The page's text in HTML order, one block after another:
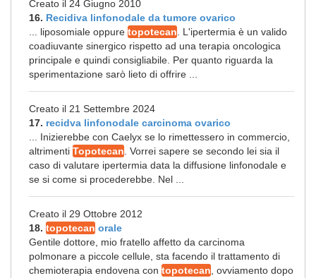
Creato il 24 Giugno 2010
16. Recidiva linfonodale da tumore ovarico
... liposomiale oppure topotecan . L'ipertermia è un valido
coadiuvante sinergico rispetto ad una terapia oncologica
principale e quindi consigliabile. Per quanto riguarda la
sperimentazione sarò lieto di offrire ...
Creato il 21 Settembre 2024
17. recidva linfonodale carcinoma ovarico
... Inizierebbe con Caelyx se lo rimettessero in commercio,
altrimenti Topotecan . Vorrei sapere se secondo lei sia il
caso di valutare ipertermia data la diffusione linfonodale e
se si come si procederebbe. Nel ...
Creato il 29 Ottobre 2012
18. topotecan orale
Gentile dottore, mio fratello affetto da carcinoma
polmonare a piccole cellule, sta facendo il trattamento di
chemioterapia endovena con topotecan , ovviamento dopo